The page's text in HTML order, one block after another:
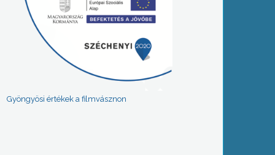
Gyöngyösi értékek a filmvásznon